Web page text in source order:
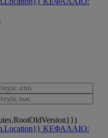
ΚΕΦΑΛΑΙΟ: